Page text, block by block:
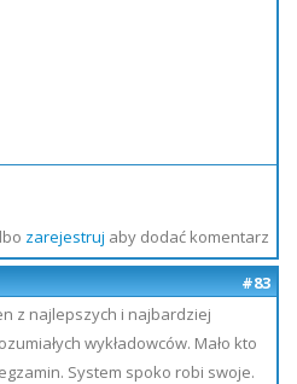
zarejestruj aby dodać komentarz
#83
z najlepszych i najbardziej
wykładowców. Mało kto
System spoko robi swoje.